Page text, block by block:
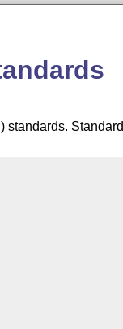
standards. Standard